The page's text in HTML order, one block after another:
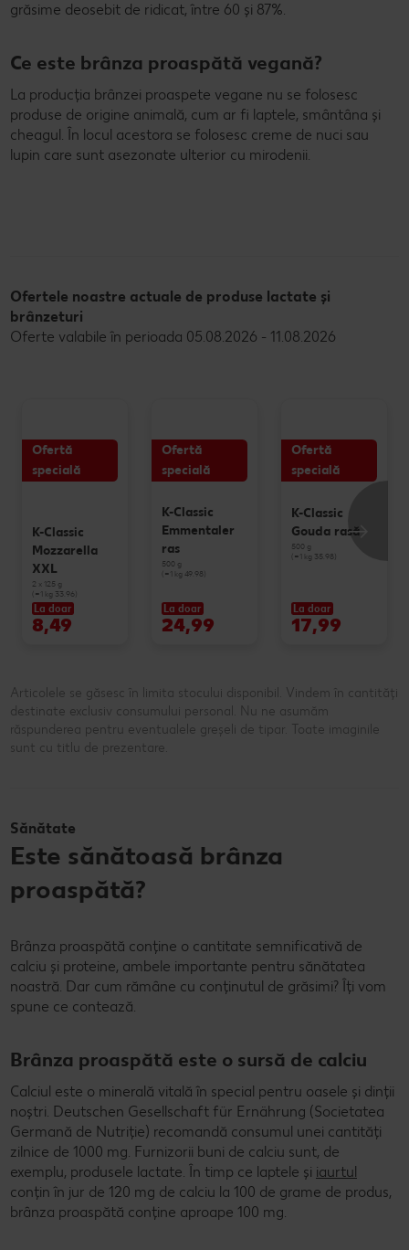
grăsime deosebit de ridicat, între 60 și 87%.
Ce este brânza proaspătă vegană?
La producția brânzei proaspete vegane nu se folosesc
produse de origine animală, cum ar fi laptele, smântâna și
cheagul. În locul acestora se folosesc creme de nuci sau
lupin care sunt asezonate ulterior cu mirodenii.
Ofertele noastre actuale de produse lactate și
brânzeturi
Oferte valabile în perioada 05.08.2026 - 11.08.2026
Ofertă
specială
K-Classic
Mozzarella
XXL
2 x 125 g
(=1 kg 33.96)
La doar
8,49
Ofertă
specială
K-Classic
Emmentaler
ras
500 g
(=1 kg 49.98)
La doar
24,99
Ofertă
specială
K-Classic
Gouda rasă
500 g
(=1 kg 35.98)
La doar
17,99
Articolele se găsesc în limita stocului disponibil. Vindem în cantități
destinate exclusiv consumului personal. Nu ne asumăm
răspunderea pentru eventualele greșeli de tipar. Toate imaginile
sunt cu titlu de prezentare.
Sănătate
Este sănătoasă brânza
proaspătă?
Brânza proaspătă conține o cantitate semnificativă de
calciu și proteine, ambele importante pentru sănătatea
noastră. Dar cum rămâne cu conținutul de grăsimi? Îți vom
spune ce contează.
Brânza proaspătă este o sursă de calciu
Calciul este o minerală vitală în special pentru oasele și dinții
noștri. Deutschen Gesellschaft für Ernährung (Societatea
Germană de Nutriție) recomandă consumul unei cantități
zilnice de 1000 mg. Furnizorii buni de calciu sunt, de
exemplu, produsele lactate. În timp ce laptele și iaurtul
conțin în jur de 120 mg de calciu la 100 de grame de produs,
brânza proaspătă conține aproape 100 mg.